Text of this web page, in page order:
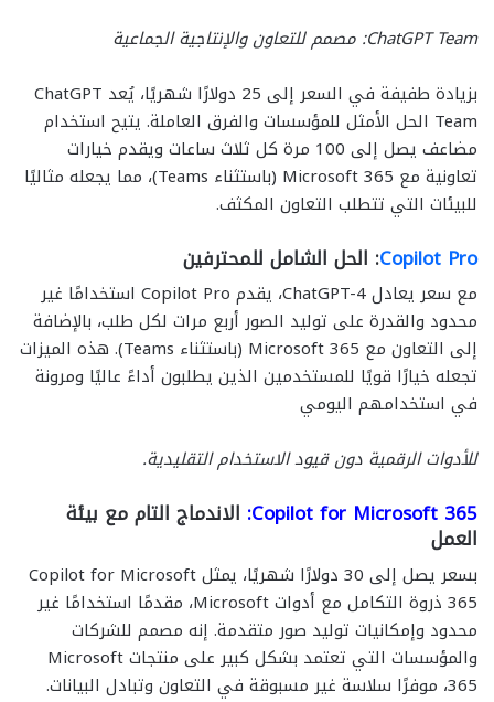
ChatGPT Team: مصمم للتعاون والإنتاجية الجماعية
بزيادة طفيفة في السعر إلى 25 دولارًا شهريًا، يُعد ChatGPT
Team الحل الأمثل للمؤسسات والفرق العاملة. يتيح استخدام
مضاعف يصل إلى 100 مرة كل ثلاث ساعات ويقدم خيارات
تعاونية مع Microsoft 365 (باستثناء Teams)، مما يجعله مثاليًا
للبيئات التي تتطلب التعاون المكثف.
Copilot Pro: الحل الشامل للمحترفين
مع سعر يعادل ChatGPT-4، يقدم Copilot Pro استخدامًا غير
محدود والقدرة على توليد الصور أربع مرات لكل طلب، بالإضافة
إلى التعاون مع Microsoft 365 (باستثناء Teams). هذه الميزات
تجعله خيارًا قويًا للمستخدمين الذين يطلبون أداءً عاليًا ومرونة
في استخدامهم اليومي
للأدوات الرقمية دون قيود الاستخدام التقليدية.
Copilot for Microsoft 365: الاندماج التام مع بيئة
العمل
بسعر يصل إلى 30 دولارًا شهريًا، يمثل Copilot for Microsoft
365 ذروة التكامل مع أدوات Microsoft، مقدمًا استخدامًا غير
محدود وإمكانيات توليد صور متقدمة. إنه مصمم للشركات
والمؤسسات التي تعتمد بشكل كبير على منتجات Microsoft
365، موفرًا سلاسة غير مسبوقة في التعاون وتبادل البيانات.